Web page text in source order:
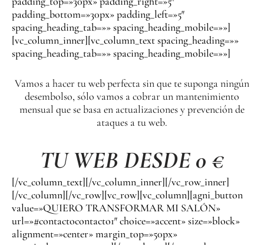
padding_bottom=»30px» padding_left=»5″
spacing_heading_tab=»» spacing_heading_mobile=»»]
[vc_column_inner][vc_column_text spacing_heading=»»
spacing_heading_tab=»» spacing_heading_mobile=»»]
Vamos a hacer tu web perfecta sin que te suponga ningún
desembolso, sólo vamos a cobrar un mantenimiento
mensual que se basa en actualizaciones y prevención de
ataques a tu web.
TU WEB DESDE 0 €
[/vc_column_text][/vc_column_inner][/vc_row_inner]
[/vc_column][/vc_row][vc_row][vc_column][agni_button
value=»QUIERO TRANSFORMAR MI SALÓN»
url=»#contactocontacto1″ choice=»accent» size=»block»
alignment=»center» margin_top=»50px»